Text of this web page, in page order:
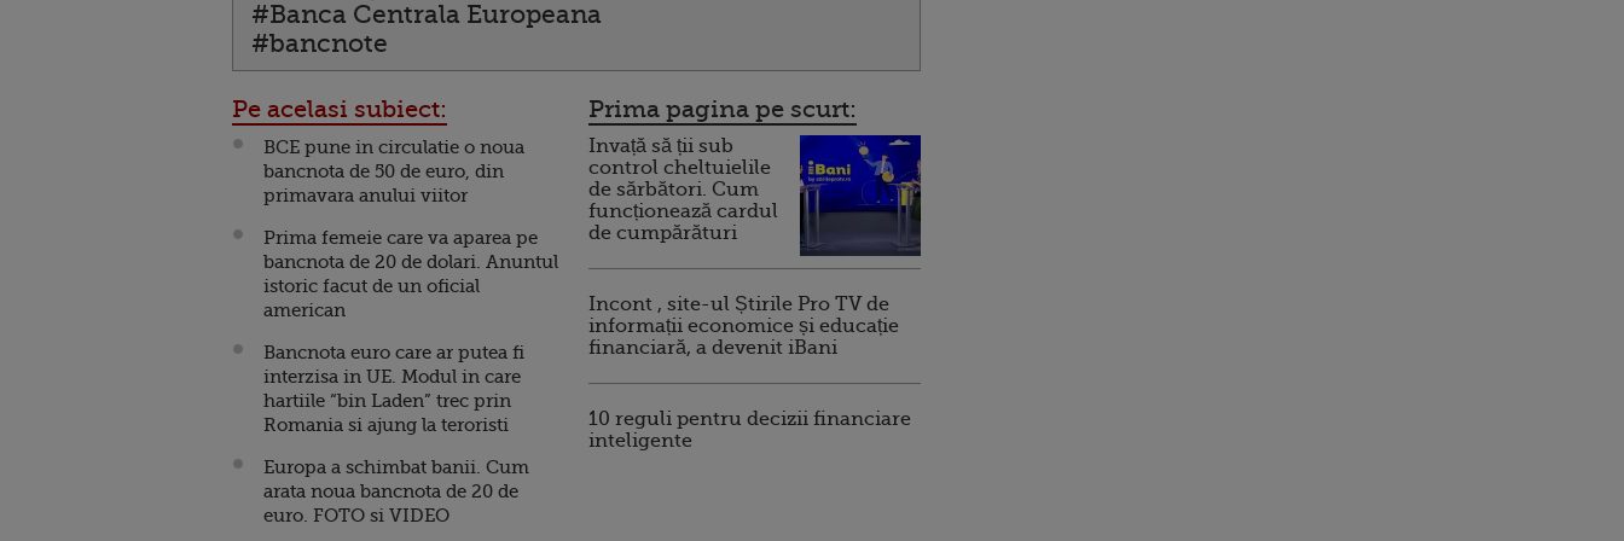
#Banca Centrala Europeana
#bancnote
Pe acelasi subiect:
BCE pune in circulatie o noua
bancnota de 50 de euro, din
primavara anului viitor
Prima femeie care va aparea pe
bancnota de 20 de dolari. Anuntul
istoric facut de un oficial
american
Bancnota euro care ar putea fi
interzisa in UE. Modul in care
hartiile “bin Laden” trec prin
Romania si ajung la teroristi
Europa a schimbat banii. Cum
arata noua bancnota de 20 de
euro. FOTO si VIDEO
Prima pagina pe scurt:
Invață să ții sub
control cheltuielile
de sărbători. Cum
funcționează cardul
de cumpărături
Incont , site-ul Știrile Pro TV de
informații economice și educație
financiară, a devenit iBani
10 reguli pentru decizii financiare
inteligente